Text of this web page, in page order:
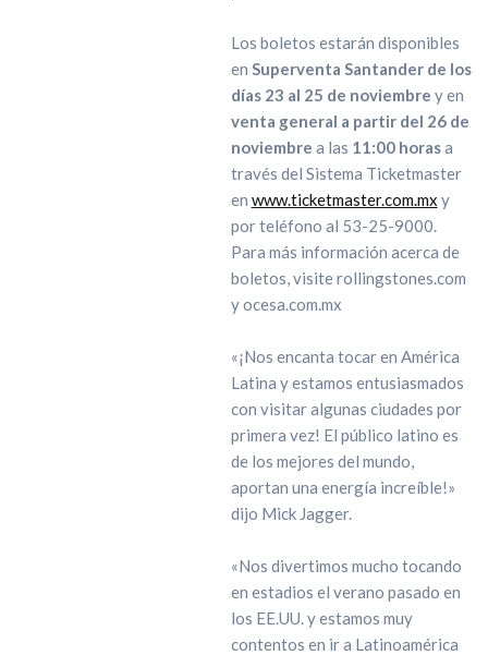
Los boletos estarán disponibles
en Superventa Santander de los
días 23 al 25 de noviembre y en
venta general a partir del 26 de
noviembre a las 11:00 horasa
través del Sistema Ticketmaster
en www.ticketmaster.com.mx y
por teléfono al 53-25-9000.
Para más información acerca de
boletos, visite rollingstones.com
y ocesa.com.mx
«¡Nos encanta tocar en América
Latina y estamos entusiasmados
con visitar algunas ciudades por
primera vez! El público latino es
de los mejores del mundo,
aportan una energía increíble!»
dijo Mick Jagger.
«Nos divertimos mucho tocando
en estadios el verano pasado en
los EE.UU. y estamos muy
contentos en ir a Latinoamérica